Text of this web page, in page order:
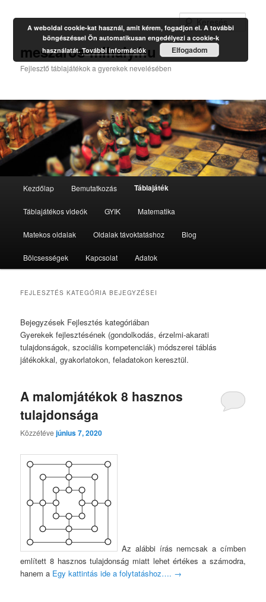
meszaros-mihaly.hu
Fejlesztő táblajátékok a gyerekek nevelésében
Tovább
az
elsődleges
tartalomra
Tovább
a
másodlagos
tartalomra
Kezdőlap Bemutatkozás Táblajáték
Táblajátékos videók GYIK Matematika
Matekos oldalak Oldalak távoktatáshoz Blog
Bölcsességek Kapcsolat Adatok
FEJLESZTÉS KATEGÓRIA BEJEGYZÉSEI
Bejegyzések Fejlesztés kategóriában
Gyerekek fejlesztésének (gondolkodás, érzelmi-akarati
tulajdonságok, szociális kompetenciák) módszerei táblás
játékokkal, gyakorlatokon, feladatokon keresztül.
A malomjátékok 8 hasznos
tulajdonsága
Közzétévejúnius 7, 2020
Az alábbi írás nemcsak a címben
említett 8 hasznos tulajdonság miatt lehet értékes a számodra,
hanem a Egy kattintás ide a folytatáshoz…. →
A weboldal cookie-kat használ, amit kérem, fogadjon el. A további
böngészéssel Ön automatikusan engedélyezi a cookie-k
használatát.További információk Elfogadom